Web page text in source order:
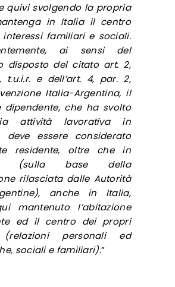
quivi svolgendo la propria
in Italia il centro
familiari e sociali.
ai sensi del
disposto del citato art. 2,
t.u.i.r. e dell’art. 4, par. 2,
Italia-Argentina, il
dipendente, che ha svolto
attività lavorativa in
deve essere considerato
residente, oltre che in
(sulla base della
rilasciata dalle Autorità
anche in Italia,
mantenuto l’abitazione
ed il centro dei propri
(relazioni personali ed
sociali e familiari).”